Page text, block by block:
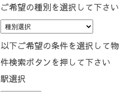
ご希望の種別を選択して下さい
以下ご希望の条件を選択して物
件検索ボタンを押して下さい
駅選択